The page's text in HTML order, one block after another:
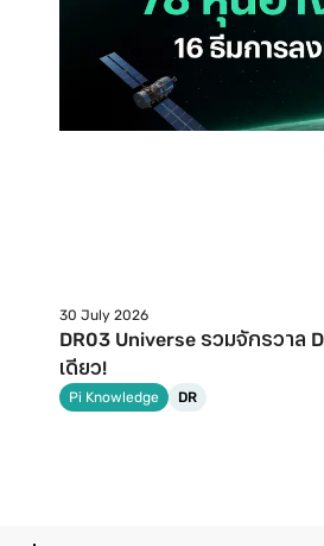
30 July 2026
DR03 Universe รวมจักรวาล
เดียว!
Pi Knowledge DR